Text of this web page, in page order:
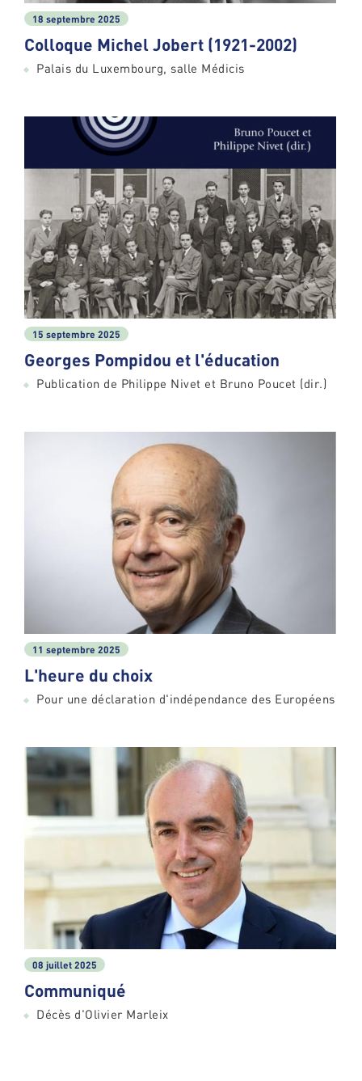
18 septembre 2025
Colloque Michel Jobert (1921-2002)
Palais du Luxembourg, salle Médicis
15 septembre 2025
Georges Pompidou et l'éducation
Publication de Philippe Nivet et Bruno Poucet (dir.)
11 septembre 2025
L'heure du choix
Pour une déclaration d'indépendance des Européens
08 juillet 2025
Communiqué
Décès d'Olivier Marleix